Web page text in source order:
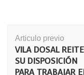
de
publicación
Articulo previo
VILA DOSAL
SU DISPOSICIÓN
PARA TRABAJAR